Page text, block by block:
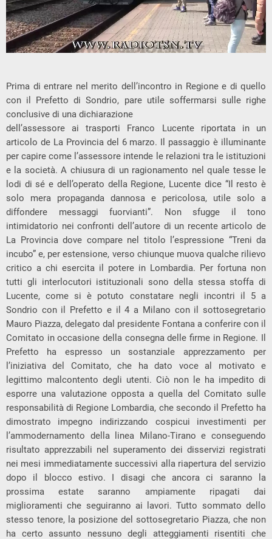
Prima di entrare nel merito dell’incontro in Regione e di quello
con il Prefetto di Sondrio, pare utile soffermarsi sulle righe
conclusive di una dichiarazione
dell’assessore ai trasporti Franco Lucente riportata in un
articolo de La Provincia del 6 marzo. Il passaggio è illuminante
per capire come l’assessore intende le relazioni tra le istituzioni
e la società. A chiusura di un ragionamento nel quale tesse le
lodi di sé e dell’operato della Regione, Lucente dice “Il resto è
solo mera propaganda dannosa e pericolosa, utile solo a
diffondere messaggi fuorvianti”. Non sfugge il tono
intimidatorio nei confronti dell’autore di un recente articolo de
La Provincia dove compare nel titolo l’espressione “Treni da
incubo” e, per estensione, verso chiunque muova qualche rilievo
critico a chi esercita il potere in Lombardia. Per fortuna non
tutti gli interlocutori istituzionali sono della stessa stoffa di
Lucente, come si è potuto constatare negli incontri il 5 a
Sondrio con il Prefetto e il 4 a Milano con il sottosegretario
Mauro Piazza, delegato dal presidente Fontana a conferire con il
Comitato in occasione della consegna delle firme in Regione. Il
Prefetto ha espresso un sostanziale apprezzamento per
l’iniziativa del Comitato, che ha dato voce al motivato e
legittimo malcontento degli utenti. Ciò non le ha impedito di
esporre una valutazione opposta a quella del Comitato sulle
responsabilità di Regione Lombardia, che secondo il Prefetto ha
dimostrato impegno indirizzando cospicui investimenti per
l’ammodernamento della linea Milano-Tirano e conseguendo
risultato apprezzabili nel superamento dei disservizi registrati
nei mesi immediatamente successivi alla riapertura del servizio
dopo il blocco estivo. I disagi che ancora ci saranno la
prossima estate saranno ampiamente ripagati dai
miglioramenti che seguiranno ai lavori. Tutto sommato dello
stesso tenore, la posizione del sottosegretario Piazza, che non
ha certo assunto nessuno degli atteggiamenti risentiti che